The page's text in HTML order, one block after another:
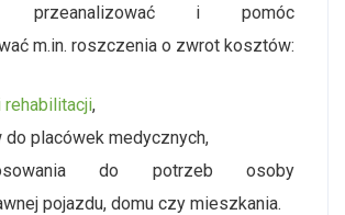
przeanalizować i pomóc
m.in. roszczenia o zwrot kosztów:
rehabilitacji,
do placówek medycznych,
do potrzeb osoby
pojazdu, domu czy mieszkania.